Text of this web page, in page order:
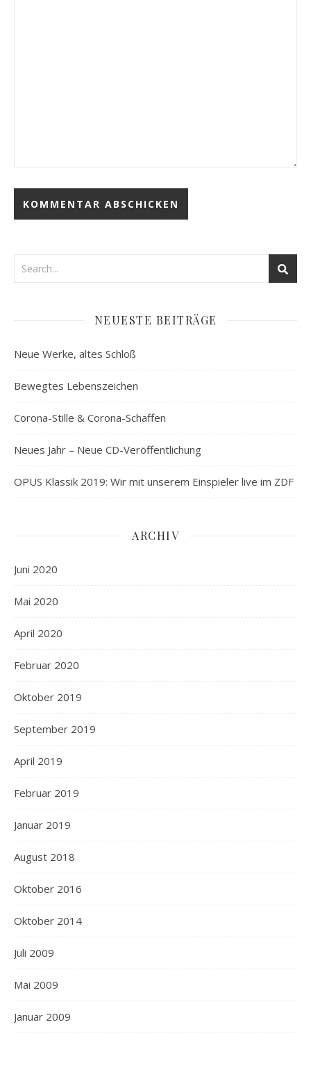
NEUESTE BEITRÄGE
Neue Werke, altes Schloß
Bewegtes Lebenszeichen
Corona-Stille & Corona-Schaffen
Neues Jahr – Neue CD-Veröffentlichung
OPUS Klassik 2019: Wir mit unserem Einspieler live im ZDF
ARCHIV
Juni 2020
Mai 2020
April 2020
Februar 2020
Oktober 2019
September 2019
April 2019
Februar 2019
Januar 2019
August 2018
Oktober 2016
Oktober 2014
Juli 2009
Mai 2009
Januar 2009